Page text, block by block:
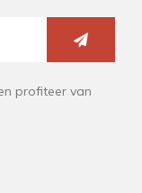
profiteer van